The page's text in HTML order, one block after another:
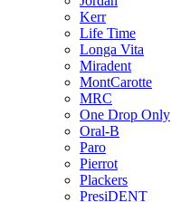
Kerr
Life Time
Longa Vita
Miradent
MontCarotte
MRC
One Drop Only
Oral-B
Paro
Pierrot
Plackers
PresiDENT